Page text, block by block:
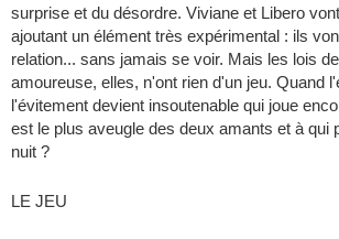
surprise et du désordre. Viviane et Libero
ajoutant un élément très expérimental : ils
relation... sans jamais se voir. Mais les lois
amoureuse, elles, n'ont rien d'un jeu. Quand
l'évitement devient insoutenable qui joue
est le plus aveugle des deux amants et à qui
nuit ?
LE JEU